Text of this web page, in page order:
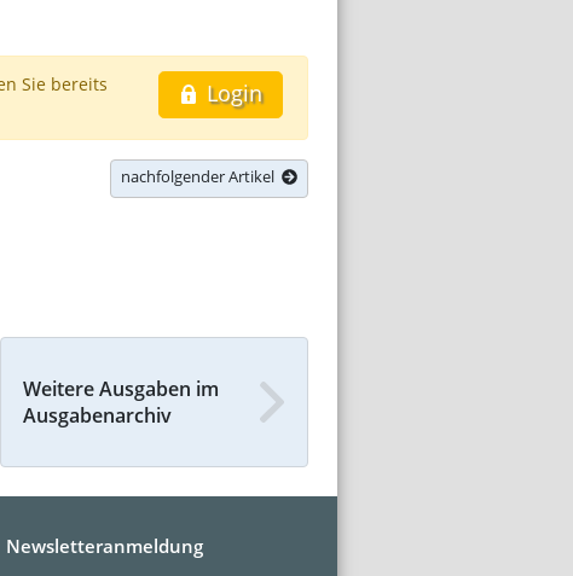
Login
Sie bereits
nachfolgender Artikel
Weitere Ausgaben im
Ausgabenarchiv
Newsletteranmeldung